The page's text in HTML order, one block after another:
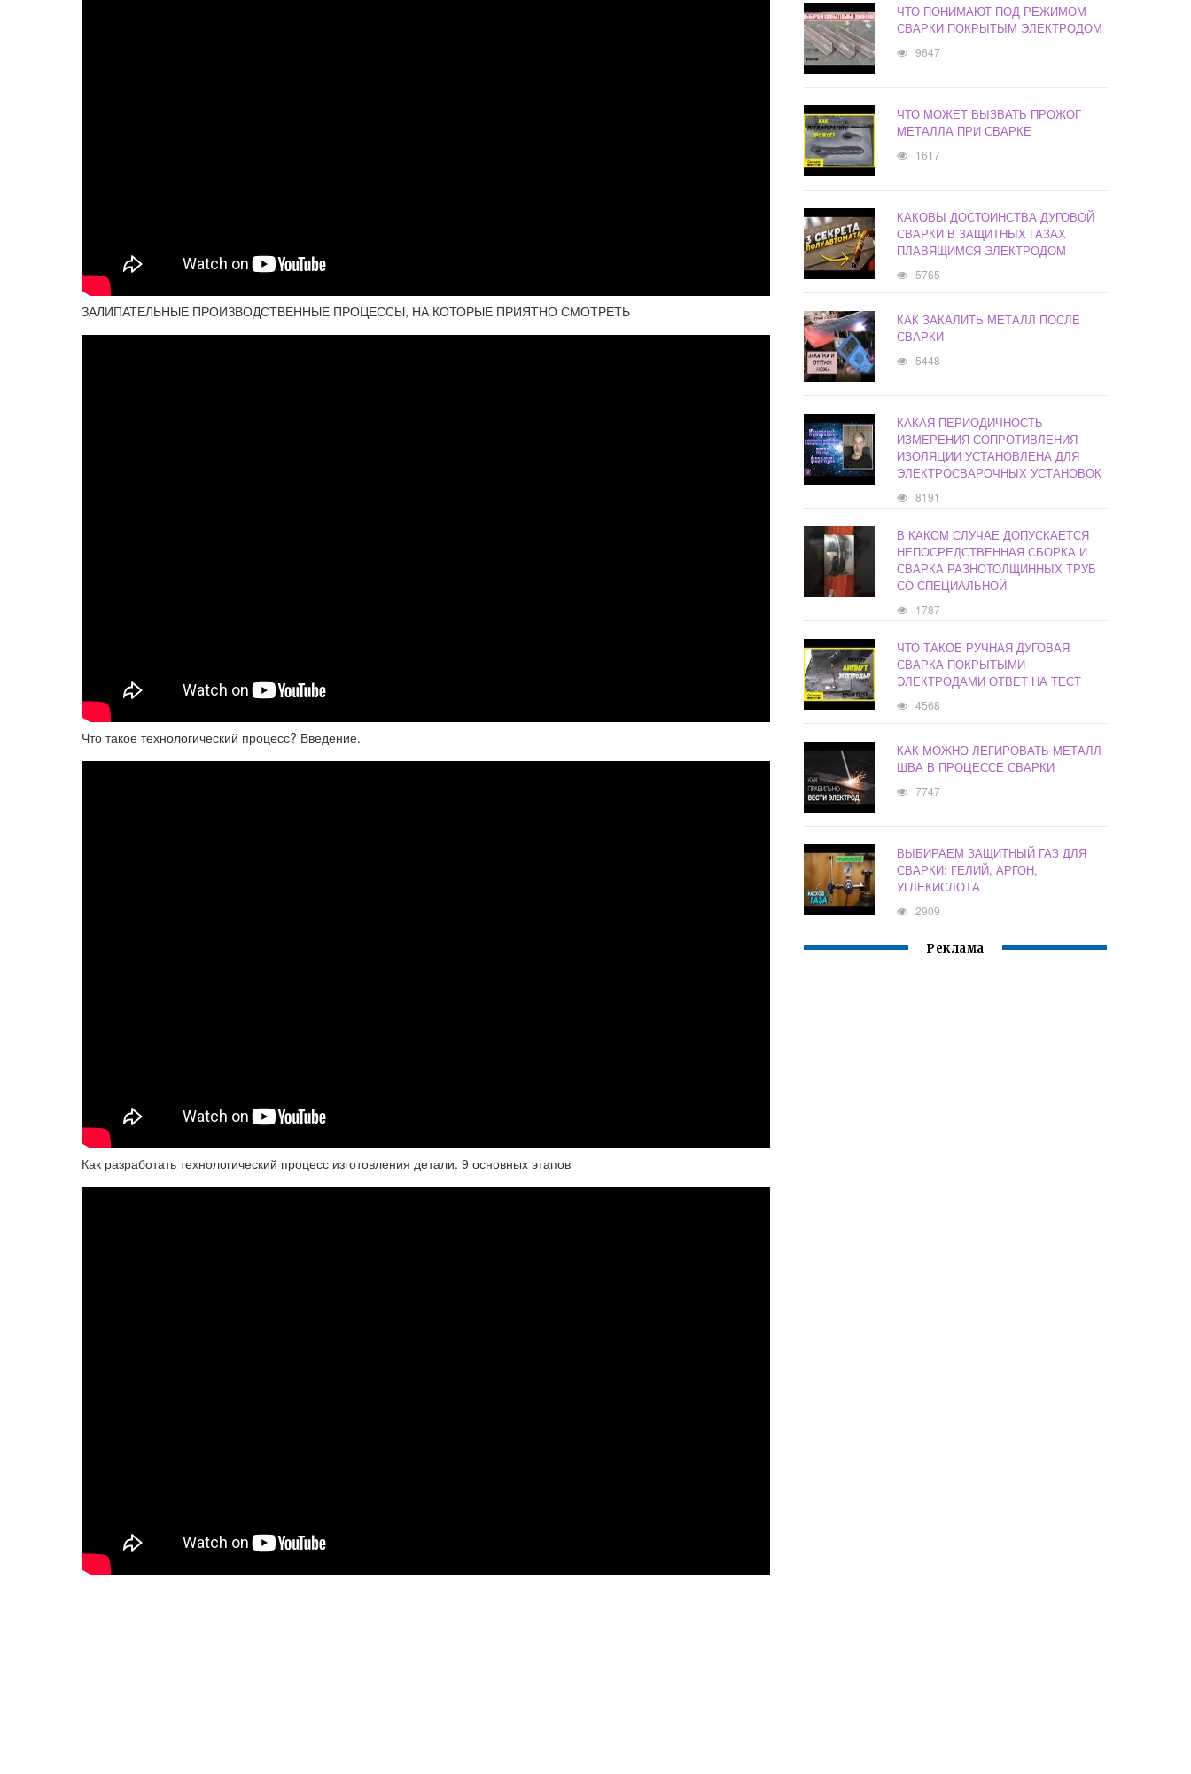
ЗАЛИПАТЕЛЬНЫЕ ПРОИЗВОДСТВЕННЫЕ ПРОЦЕССЫ, НА КОТОРЫЕ ПРИЯТНО СМОТРЕТЬ
Что такое технологический процесс? Введение.
Как разработать технологический процесс изготовления детали. 9 основных этапов
ЧТО ПОНИМАЮТ ПОД РЕЖИМОМ
СВАРКИ ПОКРЫТЫМ ЭЛЕКТРОДОМ
9647
ЧТО МОЖЕТ ВЫЗВАТЬ ПРОЖОГ
МЕТАЛЛА ПРИ СВАРКЕ
1617
КАКОВЫ ДОСТОИНСТВА ДУГОВОЙ
СВАРКИ В ЗАЩИТНЫХ ГАЗАХ
ПЛАВЯЩИМСЯ ЭЛЕКТРОДОМ
5765
КАК ЗАКАЛИТЬ МЕТАЛЛ ПОСЛЕ
СВАРКИ
5448
КАКАЯ ПЕРИОДИЧНОСТЬ
ИЗМЕРЕНИЯ СОПРОТИВЛЕНИЯ
ИЗОЛЯЦИИ УСТАНОВЛЕНА ДЛЯ
ЭЛЕКТРОСВАРОЧНЫХ УСТАНОВОК
8191
В КАКОМ СЛУЧАЕ ДОПУСКАЕТСЯ
НЕПОСРЕДСТВЕННАЯ СБОРКА И
СВАРКА РАЗНОТОЛЩИННЫХ ТРУБ
СО СПЕЦИАЛЬНОЙ
1787
ЧТО ТАКОЕ РУЧНАЯ ДУГОВАЯ
СВАРКА ПОКРЫТЫМИ
ЭЛЕКТРОДАМИ ОТВЕТ НА ТЕСТ
4568
КАК МОЖНО ЛЕГИРОВАТЬ МЕТАЛЛ
ШВА В ПРОЦЕССЕ СВАРКИ
7747
ВЫБИРАЕМ ЗАЩИТНЫЙ ГАЗ ДЛЯ
СВАРКИ: ГЕЛИЙ, АРГОН,
УГЛЕКИСЛОТА
2909
Реклама